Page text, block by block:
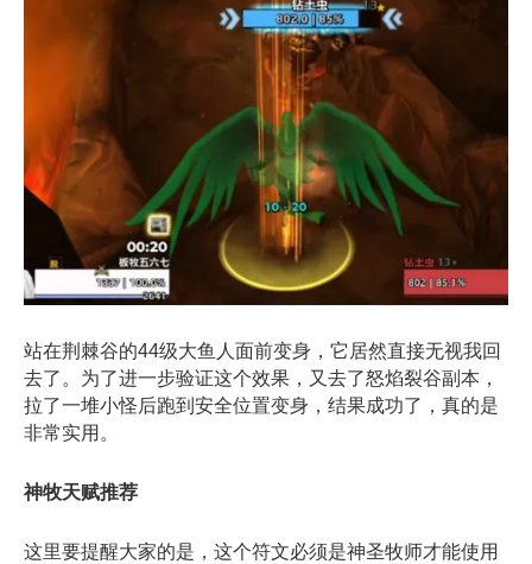
站在荆棘谷的44级大鱼人面前变身，它居然直接无视我回
去了。为了进一步验证这个效果，又去了怒焰裂谷副本，
拉了一堆小怪后跑到安全位置变身，结果成功了，真的是
非常实用。
神牧天赋推荐
这里要提醒大家的是，这个符文必须是神圣牧师才能使用